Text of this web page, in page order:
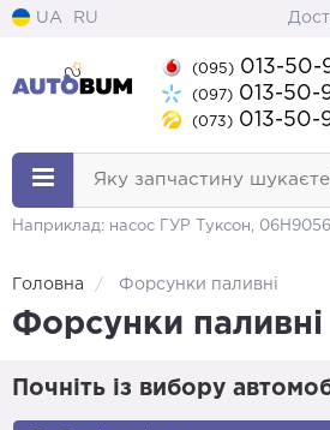
UA RU
(095) 013-50-
(097) 013-50-
(073) 013-50-
Яку запчастину
Наприклад: насос ГУР Туксон,
Головна Форсунки паливні
Форсунки паливні
Почніть із вибору